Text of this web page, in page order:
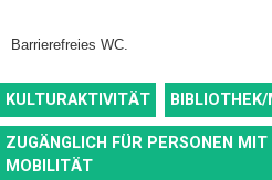
Barrierefreies WC.
KULTURAKTIVITÄT
ZUGÄNGLICH FÜR PERSONEN
MOBILITÄT